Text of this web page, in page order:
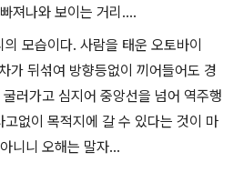
져나와 보이는 거리....
모습이다. 사람을 태운 오토바이
가 뒤섞여 방향등없이 끼어들어도 경
러가고 심지어 중앙선을 넘어 역주행
없이 목적지에 갈 수 있다는 것이 마
니니 오해는 말자...